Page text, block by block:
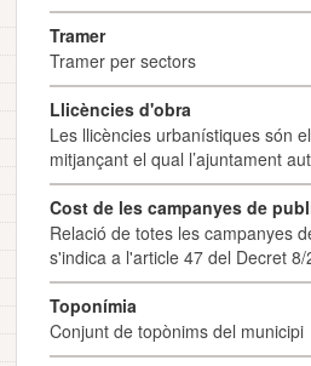
Tramer
Tramer per sectors
Llicències d'obra
Les llicències urbanístiques són
mitjançant el qual l’ajuntament
Cost de les campanyes de
Relació de totes les campanyes
s'indica a l'article 47 del Decret
Toponímia
Conjunt de topònims del municipi